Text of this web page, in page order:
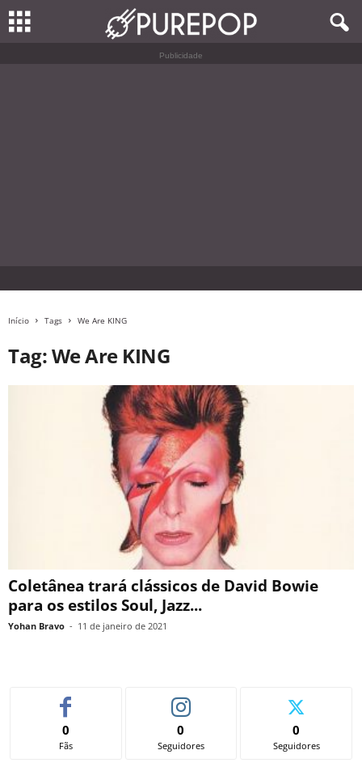
Publicidade
Início Tags We Are KING
Tag: We Are KING
Coletânea trará clássicos de David Bowie
para os estilos Soul, Jazz...
Yohan Bravo - 11 de janeiro de 2021
0
Fãs
0
Seguidores
0
Seguidores